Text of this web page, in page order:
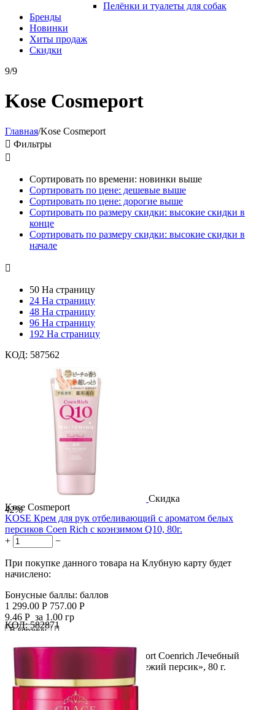
Пелёнки и туалеты для собак
Бренды
Новинки
Хиты продаж
Скидки
9/9
Kose Cosmeport
Главная/Kose Cosmeport
 Фильтры

Сортировать по времени: новинки выше
Сортировать по цене: дешевые выше
Сортировать по цене: дорогие выше
Сортировать по размеру скидки: высокие скидки в
конце
Сортировать по размеру скидки: высокие скидки в
начале

50 На страницу
24 На страницу
48 На страницу
96 На страницу
192 На страницу
КОД: 587562
Скидка
42%
Kose Cosmeport
KOSE Крем для рук отбеливающий с ароматом белых
персиков Coen Rich с коэнзимом Q10, 80г.
+
−
При покупке данного товара на Клубную карту будет
начислено:
Бонусные баллы: баллов
1 299.00 Р 757.00 Р
9.46 Р за 1.00 гр
В корзину

Название продукта: Kose Cosmeport Coenrich Лечебный
отбеливающий крем для рук «Свежий персик», 80 г.
Описание...
КОД: 582871